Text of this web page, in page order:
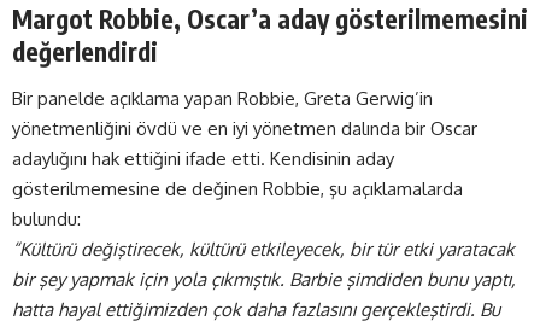
Margot Robbie, Oscar’a aday gösterilmemesini
değerlendirdi
Bir panelde açıklama yapan Robbie, Greta Gerwig’in
yönetmenliğini övdü ve en iyi yönetmen dalında bir Oscar
adaylığını hak ettiğini ifade etti. Kendisinin aday
gösterilmemesine de değinen Robbie, şu açıklamalarda
bulundu:
“Kültürü değiştirecek, kültürü etkileyecek, bir tür etki yaratacak
bir şey yapmak için yola çıkmıştık. Barbie şimdiden bunu yaptı,
hatta hayal ettiğimizden çok daha fazlasını gerçekleştirdi. Bu